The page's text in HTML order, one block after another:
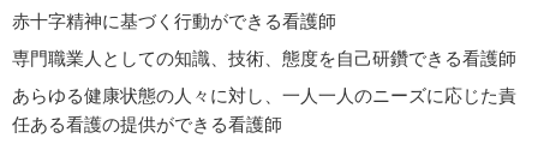
赤十字精神に基づく行動ができる看護師
専門職業人としての知識、技術、態度を自己研鑽できる看護師
あらゆる健康状態の人々に対し、一人一人のニーズに応じた責
任ある看護の提供ができる看護師